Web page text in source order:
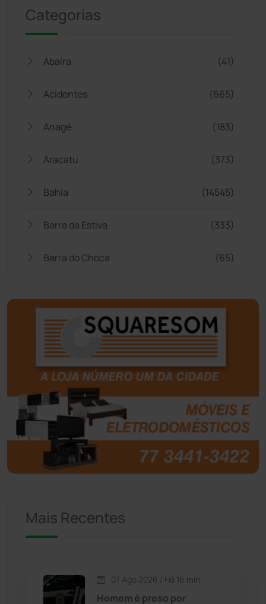
Categorias
Abaíra (41)
Acidentes (665)
Anagé (183)
Aracatu (373)
Bahia (14545)
Barra da Estiva (333)
Barra do Choça (65)
Bom Jesus da Lapa (506)
Boquira (152)
Botuporã
Brasil (7679)
Brumado (31955)
Caetanos
Candiba
Mais Recentes
07 Ago 2026 / Há 16 min
Homem é preso por